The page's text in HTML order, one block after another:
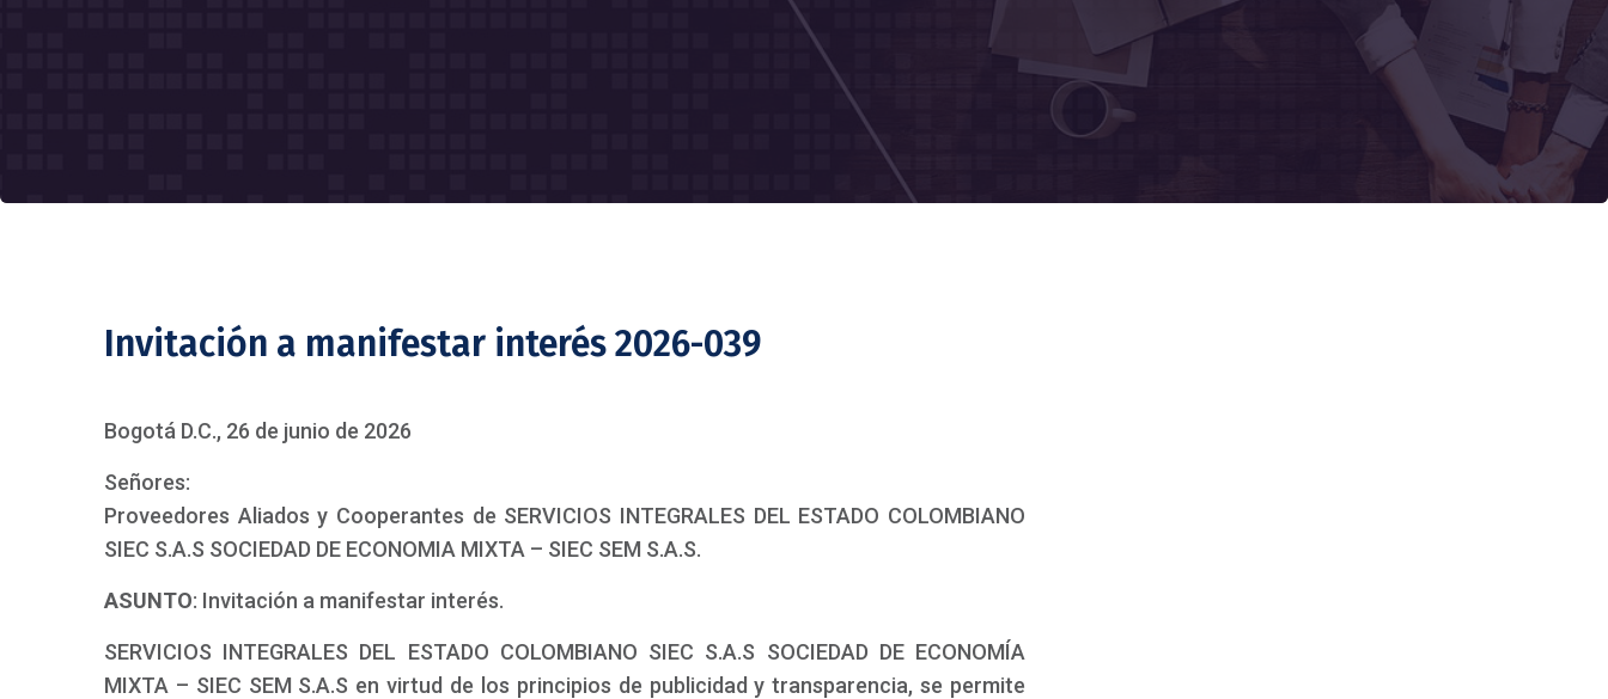
Invitación a manifestar interés 2026-039
Bogotá D.C., 26 de junio de 2026
Señores:
Proveedores Aliados y Cooperantes de SERVICIOS INTEGRALES DEL ESTADO COLOMBIANO
SIEC S.A.S SOCIEDAD DE ECONOMIA MIXTA – SIEC SEM S.A.S.
ASUNTO: Invitación a manifestar interés.
SERVICIOS INTEGRALES DEL ESTADO COLOMBIANO SIEC S.A.S SOCIEDAD DE ECONOMÍA
MIXTA – SIEC SEM S.A.S en virtud de los principios de publicidad y transparencia, se permite